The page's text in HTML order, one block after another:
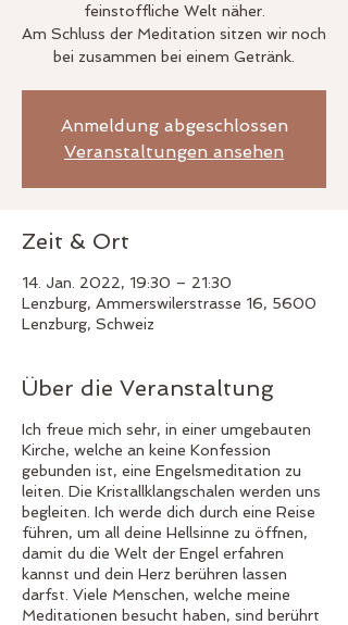
feinstoffliche Welt näher.
Am Schluss der Meditation sitzen wir noch
bei zusammen bei einem Getränk.
Anmeldung abgeschlossen
Veranstaltungen ansehen
Zeit & Ort
14. Jan. 2022, 19:30 – 21:30
Lenzburg, Ammerswilerstrasse 16, 5600
Lenzburg, Schweiz
Über die Veranstaltung
Ich freue mich sehr, in einer umgebauten
Kirche, welche an keine Konfession
gebunden ist, eine Engelsmeditation zu
leiten. Die Kristallklangschalen werden uns
begleiten. Ich werde dich durch eine Reise
führen, um all deine Hellsinne zu öffnen,
damit du die Welt der Engel erfahren
kannst und dein Herz berühren lassen
darfst. Viele Menschen, welche meine
Meditationen besucht haben, sind berührt